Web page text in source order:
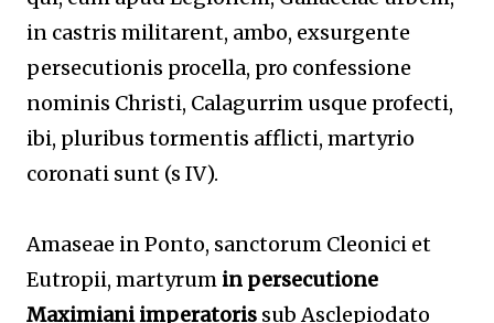
in castris militarent, ambo, exsurgente
persecutionis procella, pro confessione
nominis Christi, Calagurrim usque profecti,
ibi, pluribus tormentis afflicti, martyrio
coronati sunt (s IV).
Amaseae in Ponto, sanctorum Cleonici et
Eutropii, martyrumin persecutione
Maximiani imperatoris sub Asclepiodato